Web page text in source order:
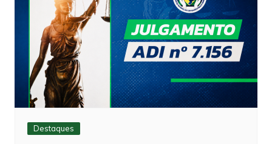
Destaques